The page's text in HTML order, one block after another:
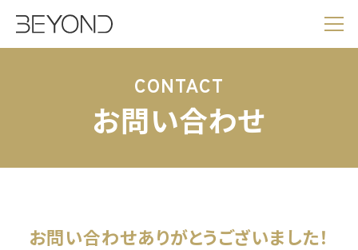
お問い合わせ
CONTACT
お問い合わせありがとうございました！